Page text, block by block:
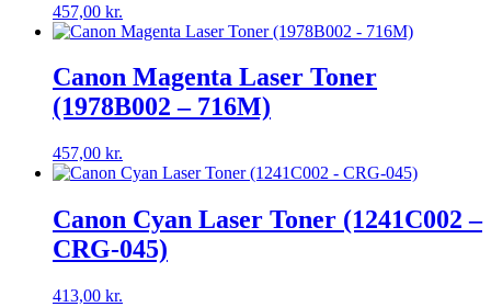
457,00 kr.
Canon Magenta Laser Toner
(1978B002 – 716M)
457,00 kr.
Canon Cyan Laser Toner (1241C002 –
CRG-045)
413,00 kr.